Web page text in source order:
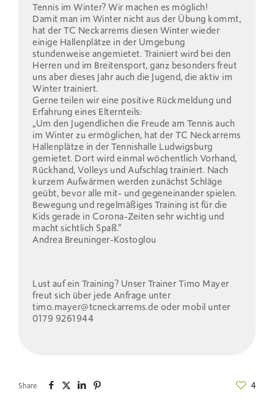
Tennis im Winter? Wir machen es möglich!
Damit man im Winter nicht aus der Übung kommt,
hat der TC Neckarrems diesen Winter wieder
einige Hallenplätze in der Umgebung
stundenweise angemietet. Trainiert wird bei den
Herren und im Breitensport, ganz besonders freut
uns aber dieses Jahr auch die Jugend, die aktiv im
Winter trainiert.
Gerne teilen wir eine positive Rückmeldung und
Erfahrung eines Elternteils:
„Um den Jugendlichen die Freude am Tennis auch
im Winter zu ermöglichen, hat der TC Neckarrems
Hallenplätze in der Tennishalle Ludwigsburg
gemietet. Dort wird einmal wöchentlich Vorhand,
Rückhand, Volleys und Aufschlag trainiert. Nach
kurzem Aufwärmen werden zunächst Schläge
geübt, bevor alle mit- und gegeneinander spielen.
Bewegung und regelmäßiges Training ist für die
Kids gerade in Corona-Zeiten sehr wichtig und
macht sichtlich Spaß.“
Andrea Breuninger-Kostoglou
Lust auf ein Training? Unser Trainer Timo Mayer
freut sich über jede Anfrage unter
timo.mayer@tcneckarrems.de oder mobil unter
0179 9261944
Share 4